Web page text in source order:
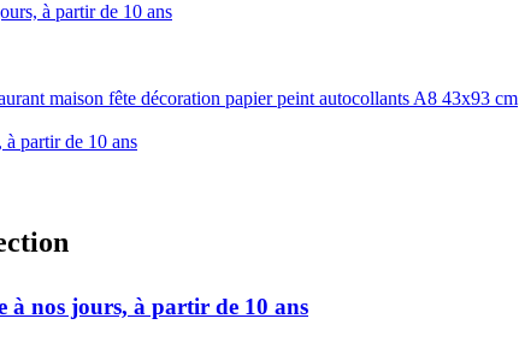
à partir de 10 ans
maison fête décoration papier peint autocollants A8 43x93 cm
partir de 10 ans
nos jours, à partir de 10 ans